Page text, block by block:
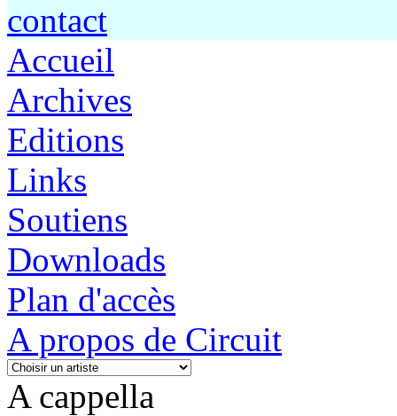
contact
Accueil
Archives
Editions
Links
Soutiens
Downloads
Plan d'accès
A propos de Circuit
A cappella